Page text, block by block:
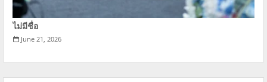
ไม่มีชื่อ
June 21, 2026